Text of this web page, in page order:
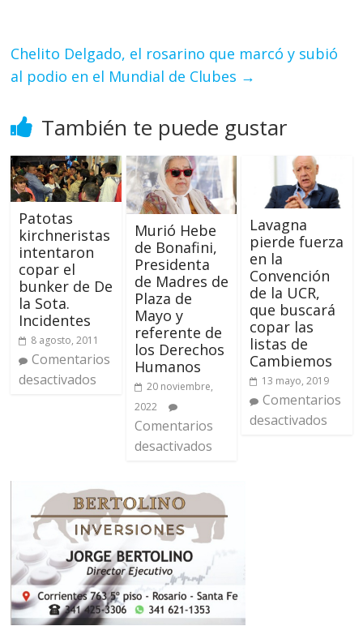
Chelito Delgado, el rosarino que marcó y subió
al podio en el Mundial de Clubes →
También te puede gustar
Patotas
kirchneristas
intentaron
copar el
bunker de De
la Sota.
Incidentes
8 agosto, 2011
Comentarios
desactivados
Murió Hebe
de Bonafini,
Presidenta
de Madres de
Plaza de
Mayo y
referente de
los Derechos
Humanos
20 noviembre,
2022
Comentarios
desactivados
Lavagna
pierde fuerza
en la
Convención
de la UCR,
que buscará
copar las
listas de
Cambiemos
13 mayo, 2019
Comentarios
desactivados